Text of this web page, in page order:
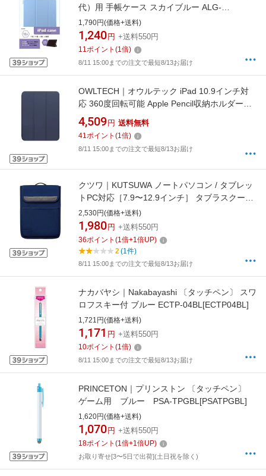
代）用 手帳ケース スカイブルー ALG-
IPCS109TSBL
1,790円(価格+送料)
1,240 円 +送料550円
11ポイント (1倍)
8/11 15:00までの注文で最短8/13お届け
OWLTECH｜オウルテック iPad 10.9インチ対
応 360度回転可能 Apple Pencil収納ホルダー付
き ニュアンスカラーケース ネイビーブルー
OWL-CVIE10901-NV
4,509 円 送料無料
41ポイント (1倍)
8/11 15:00までの注文で最短8/13お届け
クツワ｜KUTSUWA ノートパソコン / タブレッ
トPC対応［7.9〜12.9インチ］ タブラスクール
幅広 ネイビー MT007NB
2,530円(価格+送料)
1,980 円 +送料550円
36ポイント (1倍+1倍UP)
2(1件)
8/11 15:00までの注文で最短8/13お届け
ナカバヤシ｜Nakabayashi 〔タッチペン〕 スワ
ロフスキー付 ブルー ECTP-04BL[ECTP04BL]
1,721円(価格+送料)
1,171 円 +送料550円
10ポイント (1倍)
8/11 15:00までの注文で最短8/13お届け
PRINCETON｜プリンストン 〔タッチペン〕
ゲーム用 ブルー PSA-TPGBL[PSATPGBL]
1,620円(価格+送料)
1,070 円 +送料550円
18ポイント (1倍+1倍UP)
お取り寄せ[3〜5日で出荷](土日祝を除く)